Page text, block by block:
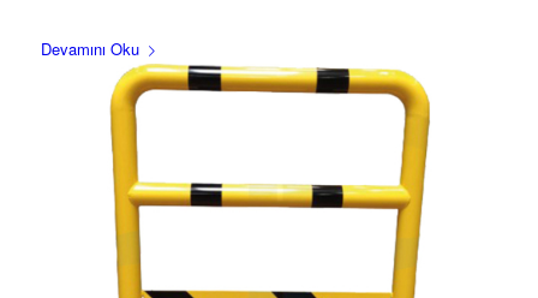
Devamını Oku